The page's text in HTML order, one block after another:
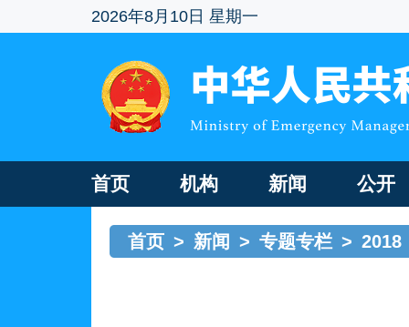
2026年8月10日 星期一
首页 机构 新闻 公开
首页 > 新闻 > 专题专栏 > 2018